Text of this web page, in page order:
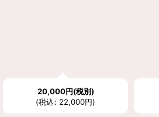
20,000円(税別)
(税込: 22,000円)